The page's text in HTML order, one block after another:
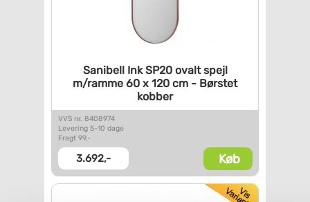
Sanibell Ink SP20 ovalt spejl
m/ramme 60 x 120 cm - Børstet
kobber
VVS nr. 8408974
Levering 5-10 dage
Fragt 99,-
3.692,- Køb